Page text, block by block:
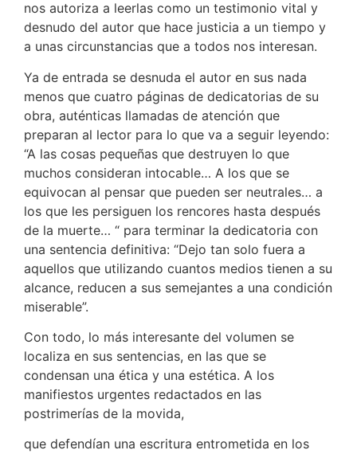
nos autoriza a leerlas como un testimonio vital y
desnudo del autor que hace justicia a un tiempo y
a unas circunstancias que a todos nos interesan.
Ya de entrada se desnuda el autor en sus nada
menos que cuatro páginas de dedicatorias de su
obra, auténticas llamadas de atención que
preparan al lector para lo que va a seguir leyendo:
“A las cosas pequeñas que destruyen lo que
muchos consideran intocable… A los que se
equivocan al pensar que pueden ser neutrales… a
los que les persiguen los rencores hasta después
de la muerte… “ para terminar la dedicatoria con
una sentencia definitiva: “Dejo tan solo fuera a
aquellos que utilizando cuantos medios tienen a su
alcance, reducen a sus semejantes a una condición
miserable”.
Con todo, lo más interesante del volumen se
localiza en sus sentencias, en las que se
condensan una ética y una estética. A los
manifiestos urgentes redactados en las
postrimerías de la movida,
que defendían una escritura entrometida en los